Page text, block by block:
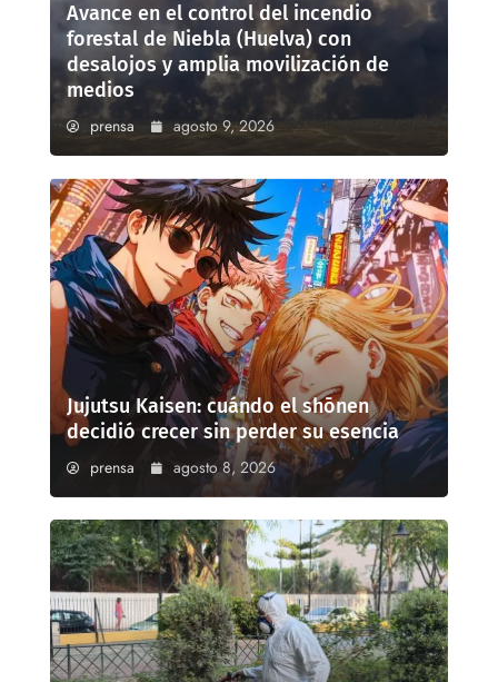
Avance en el control del incendio
forestal de Niebla (Huelva) con
desalojos y amplia movilización de
medios
prensa agosto 9, 2026
Jujutsu Kaisen: cuándo el shōnen
decidió crecer sin perder su esencia
prensa agosto 8, 2026